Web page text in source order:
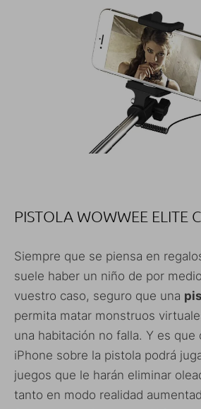
PISTOLA WOWWEE ELITE
Siempre que se piensa en
suele haber un niño de por
vuestro caso, seguro que una
permita matar monstruos
una habitación no falla. Y es que
iPhone sobre la pistola podrá
juegos que le harán eliminar
tanto en modo realidad